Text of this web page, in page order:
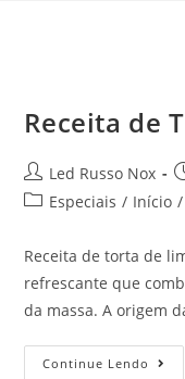
Receita de
Led Russo Nox
Especiais / Início /
Receita de torta de
refrescante que
da massa. A origem
Continue Lendo